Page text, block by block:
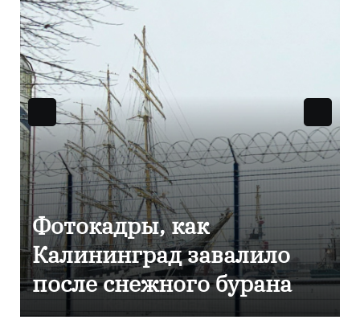
Фоторепортаж как в
Калининграде
эвакуировали ТЦ из-за
сообщения о